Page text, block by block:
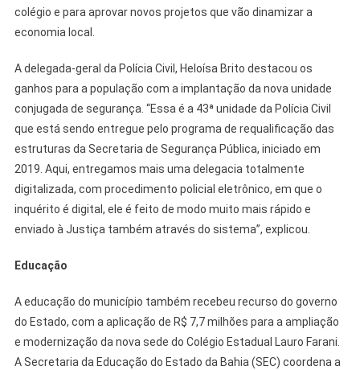
colégio e para aprovar novos projetos que vão dinamizar a
economia local.
A delegada-geral da Polícia Civil, Heloísa Brito destacou os
ganhos para a população com a implantação da nova unidade
conjugada de segurança. “Essa é a 43ª unidade da Polícia Civil
que está sendo entregue pelo programa de requalificação das
estruturas da Secretaria de Segurança Pública, iniciado em
2019. Aqui, entregamos mais uma delegacia totalmente
digitalizada, com procedimento policial eletrônico, em que o
inquérito é digital, ele é feito de modo muito mais rápido e
enviado à Justiça também através do sistema”, explicou.
Educação
A educação do município também recebeu recurso do governo
do Estado, com a aplicação de R$ 7,7 milhões para a ampliação
e modernização da nova sede do Colégio Estadual Lauro Farani.
A Secretaria da Educação do Estado da Bahia (SEC) coordena a